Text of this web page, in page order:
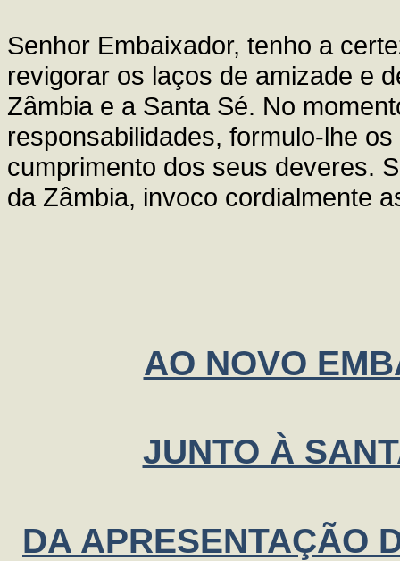
Senhor Embaixador, tenho a
revigorar os laços de amizade e
Zâmbia e a Santa Sé. No
responsabilidades, formulo-lhe
cumprimento dos seus deveres.
da Zâmbia, invoco cordialmente
AO NOVO
JUNTO À
DA APRESENTAÇÃO